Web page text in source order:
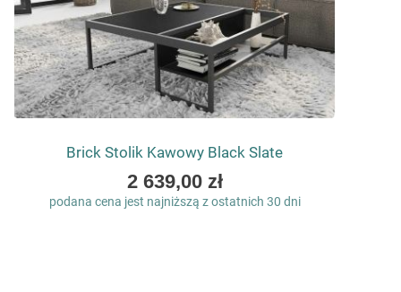
Brick Stolik Kawowy Black Slate
As
low
2 639,00 zł
podana cena jest najniższą z ostatnich 30 dni